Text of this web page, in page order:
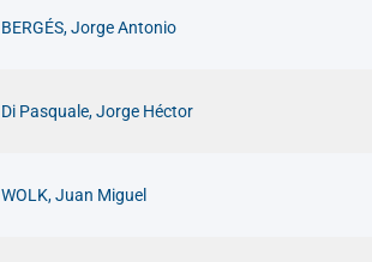
BERGÉS, Jorge Antonio
Di Pasquale, Jorge Héctor
WOLK, Juan Miguel